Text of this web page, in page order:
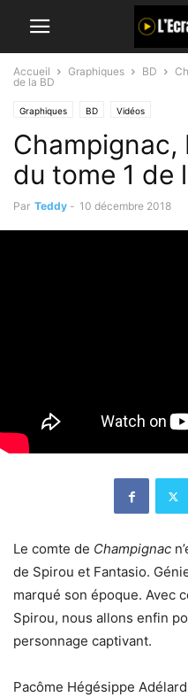
Accueil Graphiques BD
de la BD
Graphiques BD Vidéos
du tome 1 de
Par Teddy - 10 décembre 2018
Le comte de Champignac
de Spirou et Fantasio.
marqué son époque. Avec
Spirou, nous allons enfin
personnage captivant.
Pacôme Hégésippe